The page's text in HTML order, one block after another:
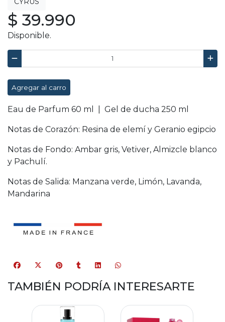
$ 39.990
Disponible.
Agregar al carro
Eau de Parfum 60 ml | Gel de ducha 250 ml
Notas de Corazón: Resina de elemí y Geranio egipcio
Notas de Fondo: Ambar gris, Vetiver, Almizcle blanco
y Pachulí.
Notas de Salida: Manzana verde, Limón, Lavanda,
Mandarina
TAMBIÉN PODRÍA INTERESARTE